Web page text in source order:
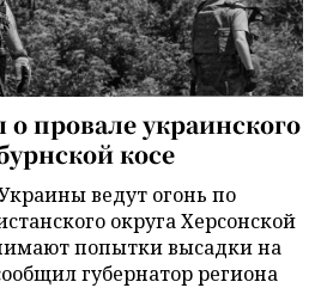
провале украинского
косе
ведут огонь по
округа Херсонской
попытки высадки на
губернатор региона